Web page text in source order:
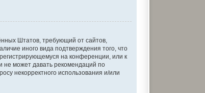
Штатов, требующий от сайтов,
иного вида подтверждения того, что
на конференции, или к
не может давать рекомендаций по
некорректного использования и/или